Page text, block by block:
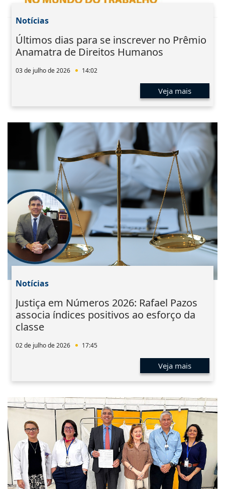
Notícias
Últimos dias para se inscrever no Prêmio
Anamatra de Direitos Humanos
03 de julho de 2026 14:02
Veja mais
Notícias
Justiça em Números 2026: Rafael Pazos
associa índices positivos ao esforço da
classe
02 de julho de 2026 17:45
Veja mais